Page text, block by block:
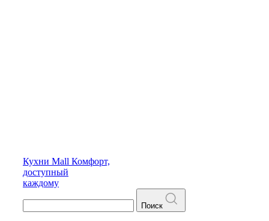
Кухни Mall Комфорт,
доступный
каждому
Поиск